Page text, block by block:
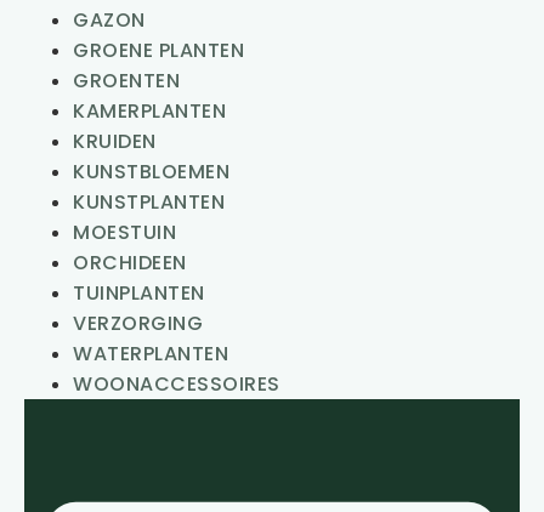
GAZON
GROENE PLANTEN
GROENTEN
KAMERPLANTEN
KRUIDEN
KUNSTBLOEMEN
KUNSTPLANTEN
MOESTUIN
ORCHIDEEN
TUINPLANTEN
VERZORGING
WATERPLANTEN
WOONACCESSOIRES